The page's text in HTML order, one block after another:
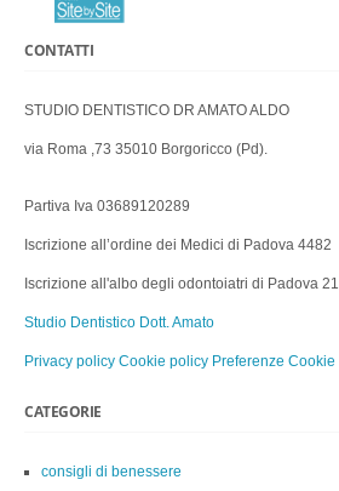
CONTATTI
STUDIO DENTISTICO DR AMATO ALDO
via Roma ,73 35010 Borgoricco (Pd).
Partiva Iva 03689120289
Iscrizione all’ordine dei Medici di Padova 4482
Iscrizione all'albo degli odontoiatri di Padova 21
Studio Dentistico Dott. Amato
Privacy policy Cookie policy Preferenze Cookie
CATEGORIE
consigli di benessere